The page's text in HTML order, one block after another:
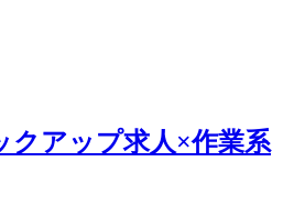
クアップ求人×作業系